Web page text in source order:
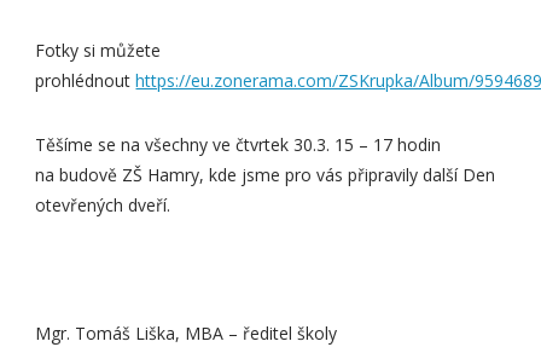
Fotky si můžete
prohlédnouthttps://eu.zonerama.com/ZSKrupka/Album/
Těšíme se na všechny ve čtvrtek 30.3. 15 – 17 hodin
na budově ZŠ Hamry, kde jsme pro vás připravily další Den
otevřených dveří.
Mgr. Tomáš Liška, MBA – ředitel školy